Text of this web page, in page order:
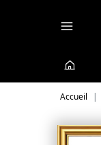
Accueil